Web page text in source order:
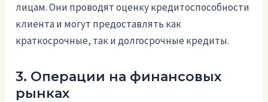
лицам. Они проводят оценку кредитоспособности
клиента и могут предоставлять как
краткосрочные, так и долгосрочные кредиты.
3. Операции на финансовых
рынках